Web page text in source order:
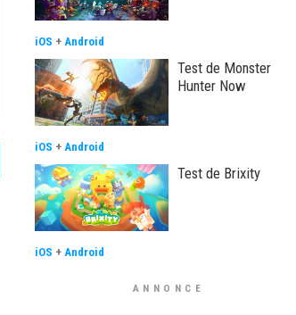
iOS + Android
Test de Monster
Hunter Now
iOS + Android
Test de Brixity
iOS + Android
ANNONCE